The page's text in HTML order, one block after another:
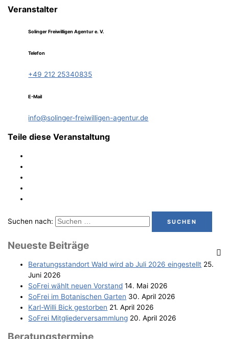
Veranstalter
Solinger Freiwilligen Agentur e. V.
Telefon
+49 212 25340835
E-Mail
info@solinger-freiwilligen-agentur.de
Teile diese Veranstaltung
Suchen nach:
Neu­es­te Beiträge
Bera­tungs­stand­ort Wald wird ab Juli 2026 eingestellt 25.
Juni 2026
SoFrei wählt neu­en Vorstand 14. Mai 2026
SoFrei im Bota­ni­schen Garten 30. April 2026
Karl-Wil­li Bick gestorben 21. April 2026
SoFrei Mit­glie­der­ver­samm­lung 20. April 2026